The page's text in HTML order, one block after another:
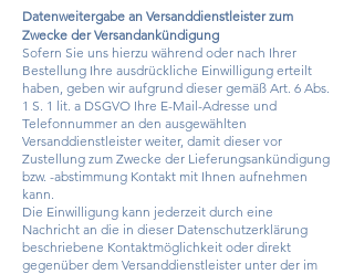
Datenweitergabe an Versanddienstleister zum
Zwecke der Versandankündigung
Sofern Sie uns hierzu während oder nach Ihrer
Bestellung Ihre ausdrückliche Einwilligung erteilt
haben, geben wir aufgrund dieser gemäß Art. 6 Abs.
1 S. 1 lit. a DSGVO Ihre E-Mail-Adresse und
Telefonnummer an den ausgewählten
Versanddienstleister weiter, damit dieser vor
Zustellung zum Zwecke der Lieferungsankündigung
bzw. -abstimmung Kontakt mit Ihnen aufnehmen
kann.
Die Einwilligung kann jederzeit durch eine
Nachricht an die in dieser Datenschutzerklärung
beschriebene Kontaktmöglichkeit oder direkt
gegenüber dem Versanddienstleister unter der im